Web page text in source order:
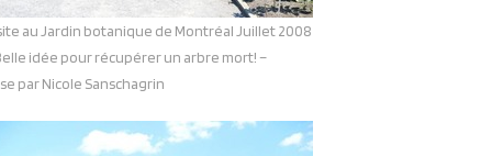
au Jardin botanique de Montréal Juillet 2008
idée pour récupérer un arbre mort! –
par Nicole Sanschagrin